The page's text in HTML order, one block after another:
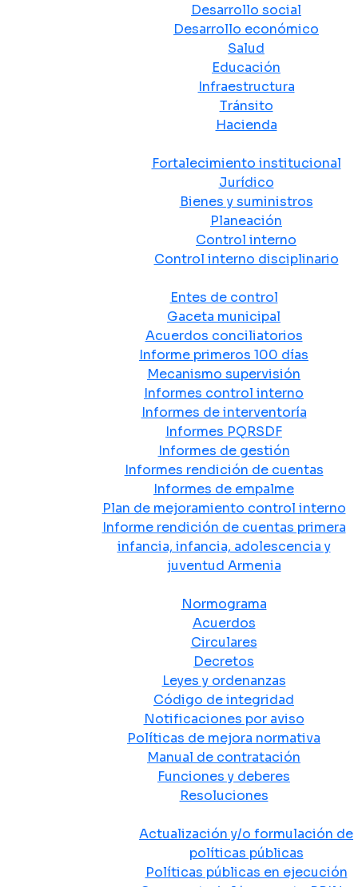
Desarrollo social
Desarrollo económico
Salud
Educación
Infraestructura
Tránsito
Hacienda
Fortalecimiento institucional
Jurídico
Bienes y suministros
Planeación
Control interno
Control interno disciplinario
Entes de control
Gaceta municipal
Acuerdos conciliatorios
Informe primeros 100 días
Mecanismo supervisión
Informes control interno
Informes de interventoría
Informes PQRSDF
Informes de gestión
Informes rendición de cuentas
Informes de empalme
Plan de mejoramiento control interno
Informe rendición de cuentas primera
infancia, infancia, adolescencia y
juventud Armenia
Normograma
Acuerdos
Circulares
Decretos
Leyes y ordenanzas
Código de integridad
Notificaciones por aviso
Políticas de mejora normativa
Manual de contratación
Funciones y deberes
Resoluciones
Actualización y/o formulación de
políticas públicas
Políticas públicas en ejecución